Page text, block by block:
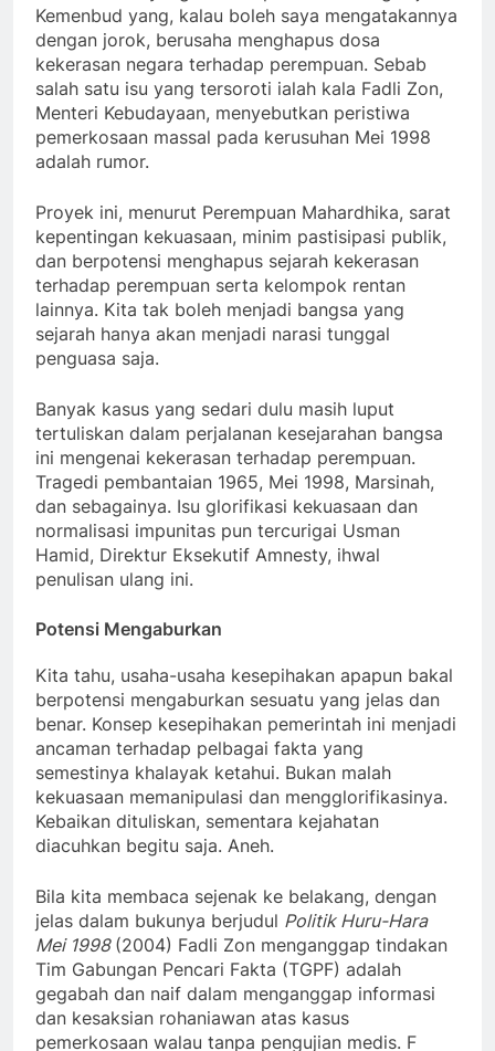
Kemenbud yang, kalau boleh saya mengatakannya
dengan jorok, berusaha menghapus dosa
kekerasan negara terhadap perempuan. Sebab
salah satu isu yang tersoroti ialah kala Fadli Zon,
Menteri Kebudayaan, menyebutkan peristiwa
pemerkosaan massal pada kerusuhan Mei 1998
adalah rumor.
Proyek ini, menurut Perempuan Mahardhika, sarat
kepentingan kekuasaan, minim pastisipasi publik,
dan berpotensi menghapus sejarah kekerasan
terhadap perempuan serta kelompok rentan
lainnya. Kita tak boleh menjadi bangsa yang
sejarah hanya akan menjadi narasi tunggal
penguasa saja.
Banyak kasus yang sedari dulu masih luput
tertuliskan dalam perjalanan kesejarahan bangsa
ini mengenai kekerasan terhadap perempuan.
Tragedi pembantaian 1965, Mei 1998, Marsinah,
dan sebagainya. Isu glorifikasi kekuasaan dan
normalisasi impunitas pun tercurigai Usman
Hamid, Direktur Eksekutif Amnesty, ihwal
penulisan ulang ini.
Potensi Mengaburkan
Kita tahu, usaha-usaha kesepihakan apapun bakal
berpotensi mengaburkan sesuatu yang jelas dan
benar. Konsep kesepihakan pemerintah ini menjadi
ancaman terhadap pelbagai fakta yang
semestinya khalayak ketahui. Bukan malah
kekuasaan memanipulasi dan mengglorifikasinya.
Kebaikan dituliskan, sementara kejahatan
diacuhkan begitu saja. Aneh.
Bila kita membaca sejenak ke belakang, dengan
jelas dalam bukunya berjudul Politik Huru-Hara
Mei 1998 (2004) Fadli Zon menganggap tindakan
Tim Gabungan Pencari Fakta (TGPF) adalah
gegabah dan naif dalam menganggap informasi
dan kesaksian rohaniawan atas kasus
pemerkosaan walau tanpa pengujian medis. F